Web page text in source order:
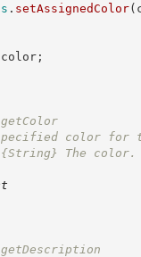
. setAssignedColor(
color;
color for
{String}
The color.